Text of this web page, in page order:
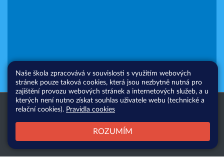
Všechna práva vyhrazena. Copyright
Pravidla
COOKIES
Naše škola zpracovává v souvislosti s využitím webových
stránek pouze taková cookies, která jsou nezbytně nutná pro
zajištění provozu webových stránek a internetových služeb, a u
kterých není nutno získat souhlas uživatele webu (technické a
relační cookies). Pravidla cookies
ROZUMÍM